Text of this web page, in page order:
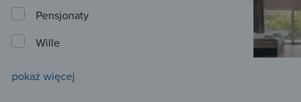
Pensjonaty
Wille
pokaż więcej